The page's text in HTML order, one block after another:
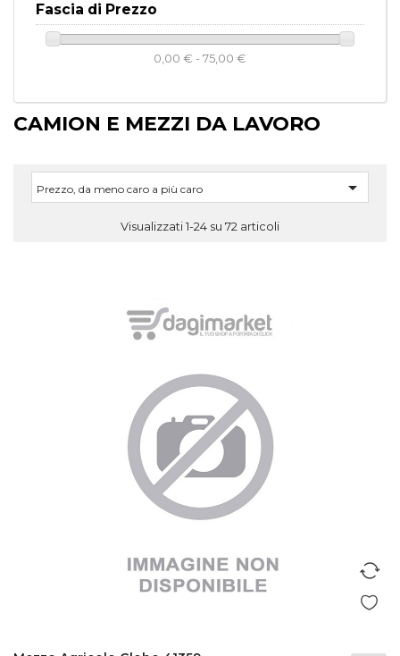
Fascia di Prezzo
0,00 € - 75,00 €
CAMION E MEZZI DA LAVORO
Prezzo, da meno caro a più caro 
Visualizzati 1-24 su 72 articoli